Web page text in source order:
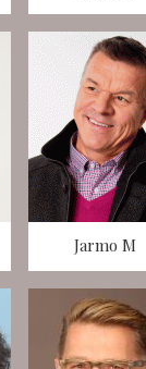
Jarmo M